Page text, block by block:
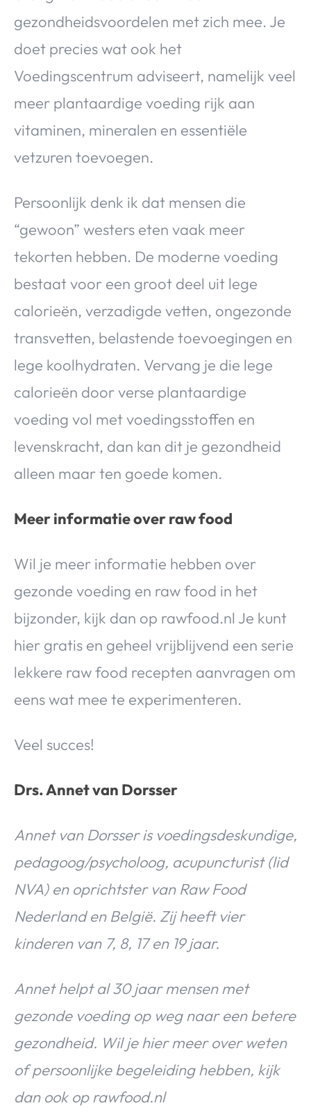
gezondheidsvoordelen met zich mee. Je
doet precies wat ook het
Voedingscentrum adviseert, namelijk veel
meer plantaardige voeding rijk aan
vitaminen, mineralen en essentiële
vetzuren toevoegen.
Persoonlijk denk ik dat mensen die
“gewoon” westers eten vaak meer
tekorten hebben. De moderne voeding
bestaat voor een groot deel uit lege
calorieën, verzadigde vetten, ongezonde
transvetten, belastende toevoegingen en
lege koolhydraten. Vervang je die lege
calorieën door verse plantaardige
voeding vol met voedingsstoffen en
levenskracht, dan kan dit je gezondheid
alleen maar ten goede komen.
Meer informatie over raw food
Wil je meer informatie hebben over
gezonde voeding en raw food in het
bijzonder, kijk dan op rawfood.nl Je kunt
hier gratis en geheel vrijblijvend een serie
lekkere raw food recepten aanvragen om
eens wat mee te experimenteren.
Veel succes!
Drs. Annet van Dorsser
Annet van Dorsser is voedingsdeskundige,
pedagoog/psycholoog, acupuncturist (lid
NVA) en oprichtster van Raw Food
Nederland en België. Zij heeft vier
kinderen van 7, 8, 17 en 19 jaar.
Annet helpt al 30 jaar mensen met
gezonde voeding op weg naar een betere
gezondheid. Wil je hier meer over weten
of persoonlijke begeleiding hebben, kijk
dan ook op rawfood.nl